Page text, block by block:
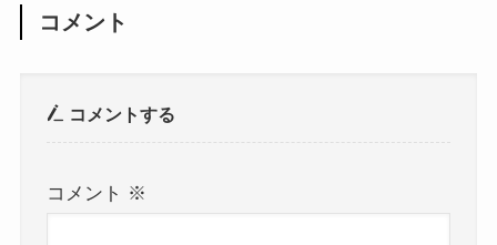
コメント
コメントする
コメント ※